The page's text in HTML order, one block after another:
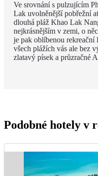
Ve srovnání s pulzujícím
Lak uvolněnější pobřežní
dlouhá pláž Khao Lak
nejkrásnějším v zemi, o
je pak oblíbenou
všech plážích vás ale bez
zlatavý písek a průzračné
Podobné hotely v